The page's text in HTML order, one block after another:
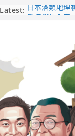
Latest: 日本酒類地理
【酒業商戰】
市場！梅乃宿
龜之井酒造
吟釀的堅持